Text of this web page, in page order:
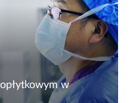
w tym zakresie
w